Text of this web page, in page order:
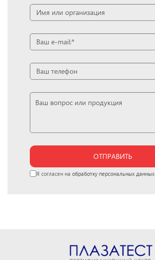
ОТПРАВИТЬ
Я согласен на обработку персональных данных